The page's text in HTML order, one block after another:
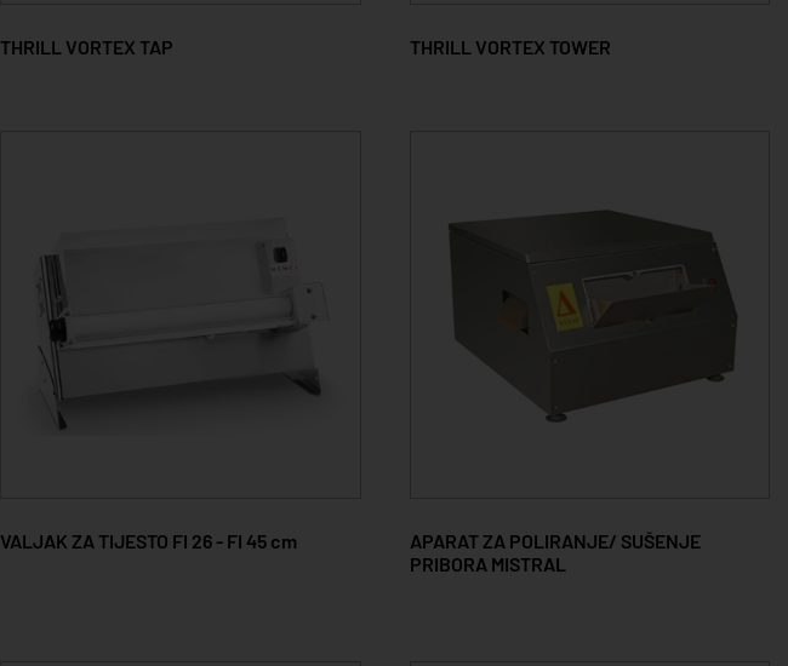
THRILL VORTEX TAP THRILL VORTEX TOWER
VALJAK ZA TIJESTO FI 26 - FI 45 cm
APARAT ZA POLIRANJE/ SUŠENJE
PRIBORA MISTRAL